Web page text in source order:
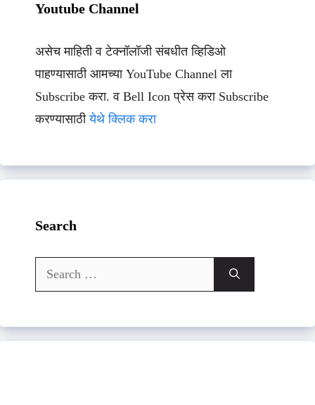
Youtube Channel
असेच माहिती व टेक्नॉलॉजी संबधीत व्हिडिओ
पाहण्यासाठी आमच्या YouTube Channel ला
Subscribe करा. व Bell Icon प्रेस करा Subscribe
करण्यासाठीयेथे क्लिक करा
Search
Search
for: